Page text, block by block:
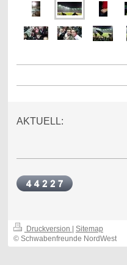
AKTUELL:
Druckversion
Sitemap
© Schwabenfreunde NordWest